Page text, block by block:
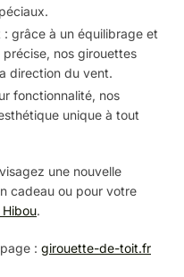
: grâce à un équilibrage et
nos girouettes
direction du vent.
fonctionnalité, nos
unique à tout
une nouvelle
cadeau ou pour votre
.
: girouette-de-toit.fr